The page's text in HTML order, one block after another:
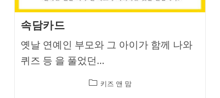
속담카드
옛날 연예인 부모와 그 아이가 함께 나와
퀴즈 등 을 풀었던…
Post키즈 앤 맘